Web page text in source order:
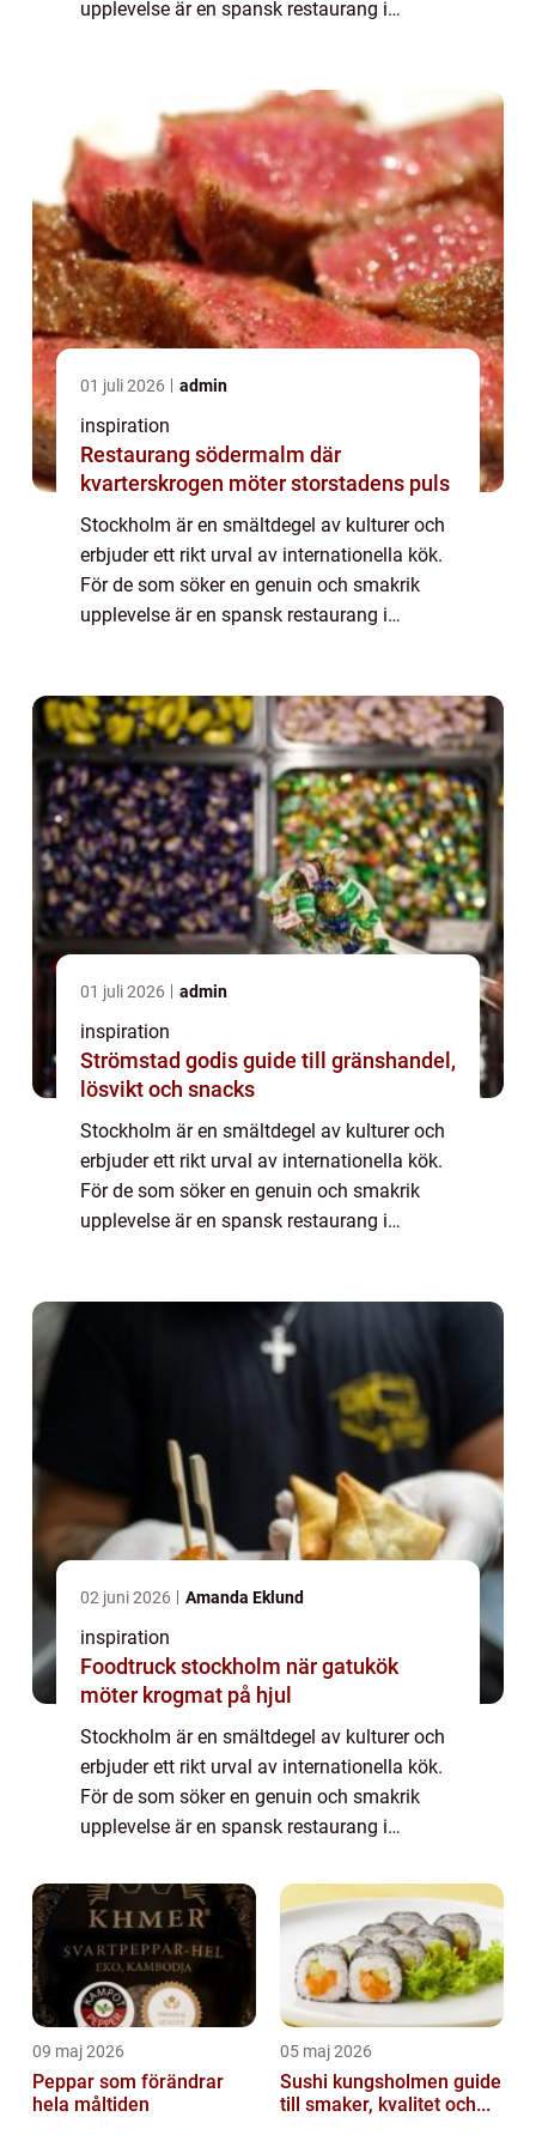
upplevelse är en spansk restaurang i
01 juli 2026 admin
inspiration
Restaurang södermalm där
kvarterskrogen möter storstadens puls
Stockholm är en smältdegel av kulturer och
erbjuder ett rikt urval av internationella kök.
För de som söker en genuin och smakrik
upplevelse är en spansk restaurang i
01 juli 2026 admin
inspiration
Strömstad godis guide till gränshandel,
lösvikt och snacks
Stockholm är en smältdegel av kulturer och
erbjuder ett rikt urval av internationella kök.
För de som söker en genuin och smakrik
upplevelse är en spansk restaurang i
02 juni 2026 Amanda Eklund
inspiration
Foodtruck stockholm när gatukök
möter krogmat på hjul
Stockholm är en smältdegel av kulturer och
erbjuder ett rikt urval av internationella kök.
För de som söker en genuin och smakrik
upplevelse är en spansk restaurang i
09 maj 2026
Peppar som förändrar
hela måltiden
05 maj 2026
Sushi kungsholmen guide
till smaker, kvalitet och...